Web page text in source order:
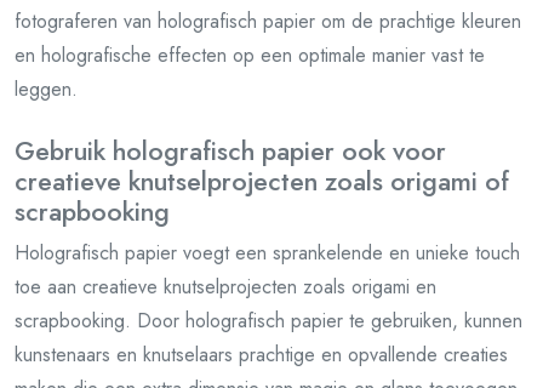
fotograferen van holografisch papier om de prachtige kleuren
en holografische effecten op een optimale manier vast te
leggen.
Gebruik holografisch papier ook voor
creatieve knutselprojecten zoals origami of
scrapbooking
Holografisch papier voegt een sprankelende en unieke touch
toe aan creatieve knutselprojecten zoals origami en
scrapbooking. Door holografisch papier te gebruiken, kunnen
kunstenaars en knutselaars prachtige en opvallende creaties